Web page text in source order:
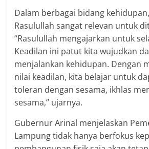
Dalam berbagai bidang
Rasulullah sangat relevan untuk
“Rasulullah mengajarkan untuk
Keadilan ini patut kita wujudkan
menjalankan kehidupan. Dengan
nilai keadilan, kita belajar untuk
toleran dengan sesama, ikhlas
sesama,” ujarnya.
Gubernur Arinal menjelaskan
Lampung tidak hanya berfokus